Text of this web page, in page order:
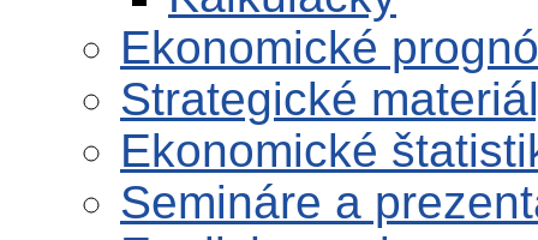
Ekonomické
Strategické
Ekonomické
Semináre a